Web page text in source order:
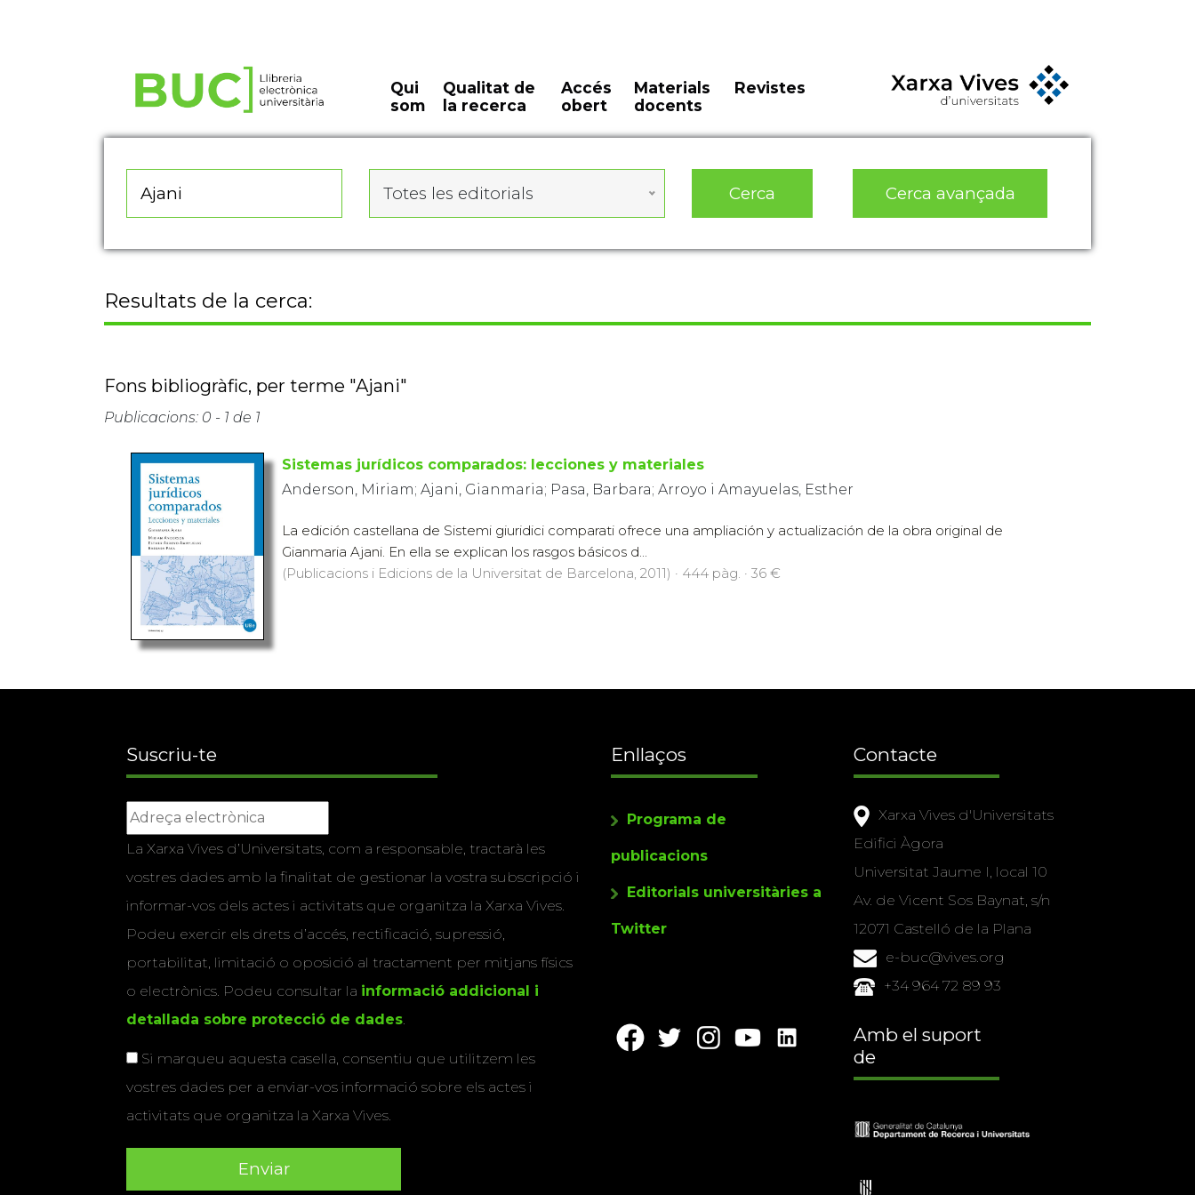
Qui
som
Qualitat de
la recerca
Accés
obert
Materials
docents
Revistes
Totes les editorials Cerca Cerca avançada
Resultats de la cerca:
Fons bibliogràfic, per terme "Ajani"
Publicacions: 0 - 1 de 1
Sistemas jurídicos comparados: lecciones y materiales
Anderson, Miriam; Ajani, Gianmaria; Pasa, Barbara; Arroyo i Amayuelas, Esther
La edición castellana de Sistemi giuridici comparati ofrece una ampliación y actualización de la obra original de
Gianmaria Ajani. En ella se explican los rasgos básicos d...
(Publicacions i Edicions de la Universitat de Barcelona, 2011) · 444 pàg. · 36 €
Suscriu-te
La Xarxa Vives d’Universitats, com a responsable, tractarà les
vostres dades amb la finalitat de gestionar la vostra subscripció i
informar-vos dels actes i activitats que organitza la Xarxa Vives.
Podeu exercir els drets d’accés, rectificació, supressió,
portabilitat, limitació o oposició al tractament per mitjans físics
o electrònics. Podeu consultar la informació addicional i
detallada sobre protecció de dades
Si marqueu aquesta casella, consentiu que utilitzem les
vostres dades per a enviar-vos informació sobre els actes i
activitats que organitza la Xarxa Vives.
Enllaços
Programa de
publicacions
Editorials universitàries a
Twitter
Contacte
Xarxa Vives d'Universitats
Edifici Àgora
Universitat Jaume I, local 10
Av. de Vicent Sos Baynat, s/n
12071 Castelló de la Plana
e-buc@vives.org
+34 964 72 89 93
Amb el suport
de